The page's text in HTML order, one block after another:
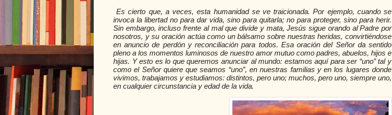
Es cierto que, a veces, esta humanidad se ve traicionada. Por ejemplo, cuando se
invoca la libertad no para dar vida, sino para quitarla; no para proteger, sino para herir.
Sin embargo, incluso frente al mal que divide y mata, Jesús sigue orando al Padre por
nosotros, y su oración actúa como un bálsamo sobre nuestras heridas, convirtiéndose
en anuncio de perdón y reconciliación para todos. Esa oración del Señor da sentido
pleno a los momentos luminosos de nuestro amor mutuo como padres, abuelos, hijos e
hijas. Y esto es lo que queremos anunciar al mundo: estamos aquí para ser “uno” tal y
como el Señor quiere que seamos “uno”, en nuestras familias y en los lugares donde
vivimos, trabajamos y estudiamos: distintos, pero uno; muchos, pero uno, siempre uno,
en cualquier circunstancia y edad de la vida.